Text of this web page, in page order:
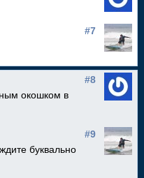
#7
#8
окошком в
#9
буквально